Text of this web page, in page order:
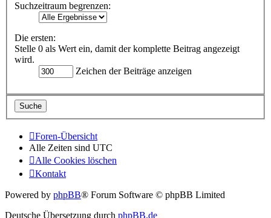
Suchzeitraum begrenzen:
Die ersten:
Stelle 0 als Wert ein, damit der komplette Beitrag angezeigt
wird.
Zeichen der Beiträge anzeigen
Foren-Übersicht
Alle Zeiten sind UTC
Alle Cookies löschen
Kontakt
Powered by phpBB® Forum Software © phpBB Limited
Deutsche Übersetzung durch phpBB.de